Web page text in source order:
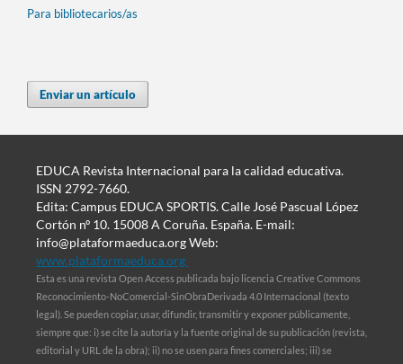
Para bibliotecarios/as
Enviar un artículo
EDUCA Revista Internacional para la calidad educativa.
ISSN 2792-7660.
Edita: Campus EDUCA SPORTIS. Calle José Pascual López
Cortón nº 10. 15008 A Coruña. España. E-mail:
info@plataformaeduca.org Web:
www.plataformaeduca.org
Esta es una revista Open Access publicada bajo licencia Creative Commons
Reconocimiento-NoComercial-SinObraDerivada 4.0 Internacional (texto
legal). Se pueden copiar, usar, difundir, transmitir y exponer públicamente,
siempre que: i) se cite la autoría y la fuente original de su publicación (revista,
editorial y URL de la obra); ii) no se usen para fines comerciales; iii) se